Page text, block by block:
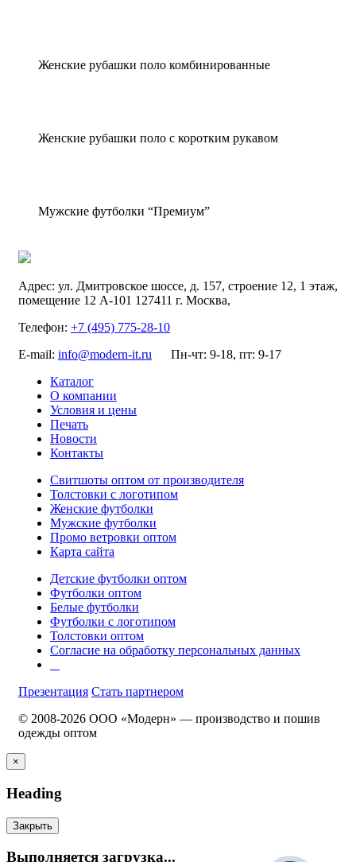
Женские рубашки поло комбинированные
Женские рубашки поло с коротким рукавом
Мужские футболки “Премиум”
Адрес: ул. Дмитровское шоссе, д. 157, строение 12, 1 этаж,
помещение 12 А-101 127411 г. Москва,
Телефон: +7 (495) 775-28-10
E-mail: info@modern-it.ru
Пн-чт: 9-18, пт: 9-17
Каталог
О компании
Условия и цены
Печать
Новости
Контакты
Свитшоты оптом от производителя
Толстовки с логотипом
Женские футболки
Мужские футболки
Промо ветровки оптом
Карта сайта
Детские футболки оптом
Футболки оптом
Белые футболки
Футболки с логотипом
Толстовки оптом
Согласие на обработку персональных данных
Презентация Стать партнером
© 2008-2026 ООО «Модерн» — производство и пошив
одежды оптом
×
Heading
Закрыть
Выполняется загрузка...